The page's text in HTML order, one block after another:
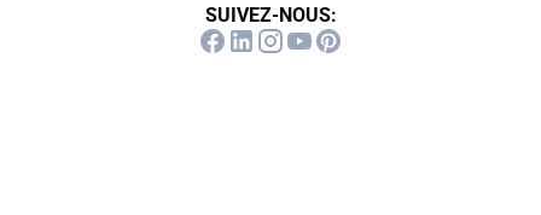
SUIVEZ-NOUS: